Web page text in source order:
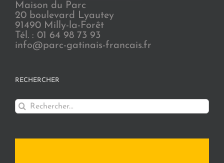
Maison du Parc
20 boulevard Lyautey
91490 Milly-la-Forêt
Tél. : 01 64 98 73 93
info@parc-gatinais-francais.fr
RECHERCHER
Rechercher: